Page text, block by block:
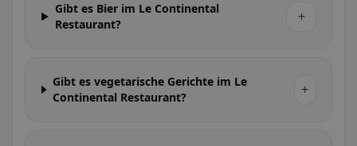
Gibt es Bier im Le Continental
Restaurant?
+
Gibt es vegetarische Gerichte im Le
Continental Restaurant?
+